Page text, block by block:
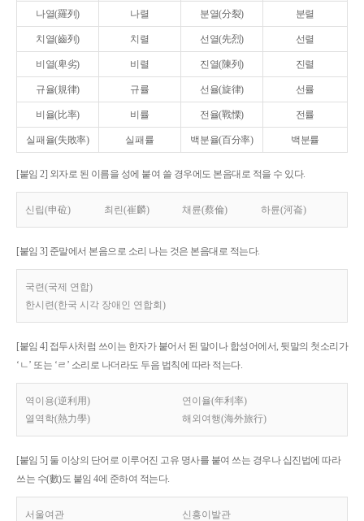
나열(羅列) 나렬 분열(分裂) 분렬
치열(齒列) 치렬 선열(先烈) 선렬
비열(卑劣) 비렬 진열(陳列) 진렬
규율(規律) 규률 선율(旋律) 선률
비율(比率) 비률 전율(戰慄) 전률
실패율(失敗率) 실패률 백분율(百分率) 백분률
[붙임 2] 외자로 된 이름을 성에 붙여 쓸 경우에도 본음대로 적을 수 있다.
신립(申砬) 최린(崔麟) 채륜(蔡倫) 하륜(河崙)
[붙임 3] 준말에서 본음으로 소리 나는 것은 본음대로 적는다.
국련(국제 연합)
한시련(한국 시각 장애인 연합회)
[붙임 4] 접두사처럼 쓰이는 한자가 붙어서 된 말이나 합성어에서, 뒷말의 첫소리가
‘ㄴ’ 또는 ‘ㄹ’ 소리로 나더라도 두음 법칙에 따라 적는다.
역이용(逆利用)
연이율(年利率)
열역학(熱力學)
해외여행(海外旅行)
[붙임 5] 둘 이상의 단어로 이루어진 고유 명사를 붙여 쓰는 경우나 십진법에 따라
쓰는 수(數)도 붙임 4에 준하여 적는다.
서울여관 신흥이발관